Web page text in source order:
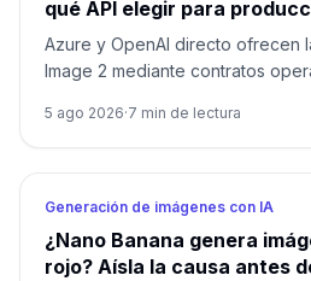
qué API elegir para
Azure y OpenAI directo ofrecen
Image 2 mediante contratos
formato y soporte, no solo del
5 ago 2026·7 min de lectura
Generación de imágenes con IA
¿Nano Banana genera
rojo? Aísla la causa antes